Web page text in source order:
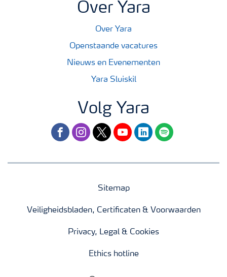
Over Yara
Over Yara
Openstaande vacatures
Nieuws en Evenementen
Yara Sluiskil
Volg Yara
facebookinstagram
twitteryoutubelinkedinspotify
Sitemap
Veiligheidsbladen, Certificaten & Voorwaarden
Privacy, Legal & Cookies
Ethics hotline